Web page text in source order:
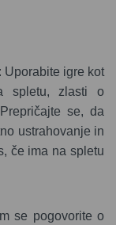
Uporabite igre kot
spletu, zlasti o
se, da
ustrahovanje in
če ima na spletu
se pogovorite o